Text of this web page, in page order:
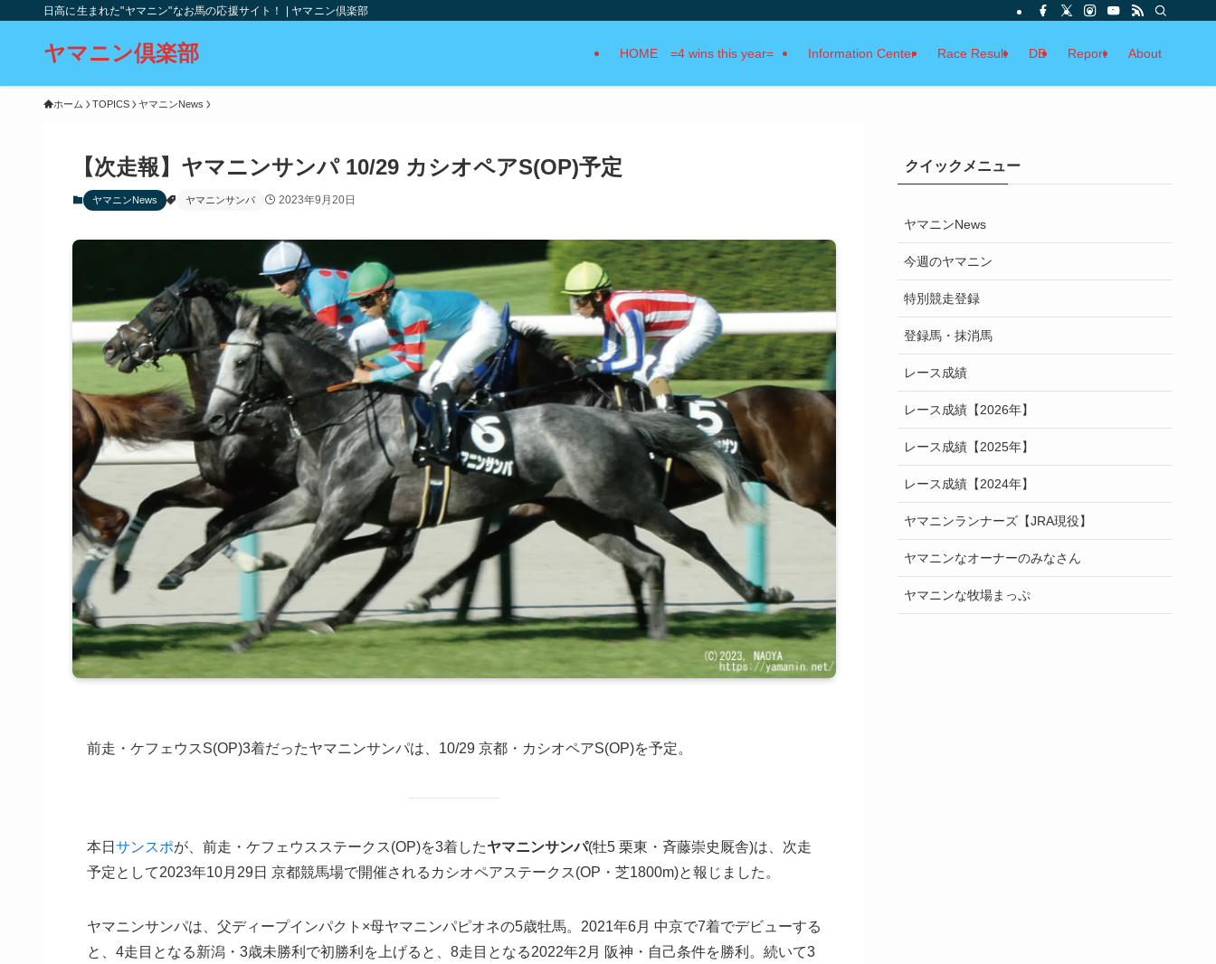
日高に生まれた"ヤマニン"なお馬の応援サイト！ | ヤマニン倶楽部
ヤマニン倶楽部 HOME =4 wins this year= Information Center Race Result DB Report About
ホーム TOPICS ヤマニンNews
【次走報】ヤマニンサンパ 10/29 カシオペアS(OP)予定
ヤマニンNews ヤマニンサンパ 2023年9月20日
前走・ケフェウスS(OP)3着だったヤマニンサンパは、10/29 京都・カシオペアS(OP)を予定。
本日 サンスポが、前走・ケフェウスステークス(OP)を3着したヤマニンサンパ(牡5 栗東・斉藤崇史厩舎)は、次走
予定として2023年10月29日 京都競馬場で開催されるカシオペアステークス(OP・芝1800m)と報じました。
ヤマニンサンパは、父ディープインパクト×母ヤマニンパピオネの5歳牡馬。2021年6月 中京で7着でデビューする
と、4走目となる新潟・3歳未勝利で初勝利を上げると、8走目となる2022年2月 阪神・自己条件を勝利。続いて3
クイックメニュー
ヤマニンNews
今週のヤマニン
特別競走登録
登録馬・抹消馬
レース成績
レース成績【2026年】
レース成績【2025年】
レース成績【2024年】
ヤマニンランナーズ【JRA現役】
ヤマニンなオーナーのみなさん
ヤマニンな牧場まっぷ